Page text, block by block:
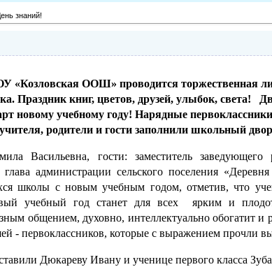
знаний!
«Козловская ООШ» проводится торжественная
Праздник книг, цветов, друзей, улыбок, света!
новому учебному году! Нарядные
учителя, родители и гости заполнили школьный
Васильевна, гости: заместитель заведующего
администрации сельского поселения
школы с новым учебным годом, отметив, что
учебный год станет для всех ярким и
общением, духовно, интеллектуально обогатит и
- первоклассников, которые с выражением прочли
Дюкареву Ивану и ученице первого класса